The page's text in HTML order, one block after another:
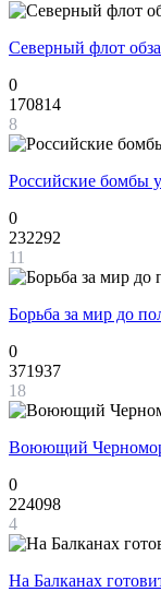
Северный флот
0
170814
8
Российские бомбы
0
232292
11
Борьба за мир до
0
371937
18
Воюющий
0
224098
4
На Балканах